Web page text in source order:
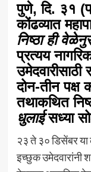
पुणे, दि. ३१
कोंढव्यात
निष्ठा ही
प्रत्यय
उमेदवारीसाठी
दोन-तीन पक्ष
तथाकथित
धुलाईसध्या
२३ ते ३० डिसेंबर या
इच्छुक उमेदवारांनी